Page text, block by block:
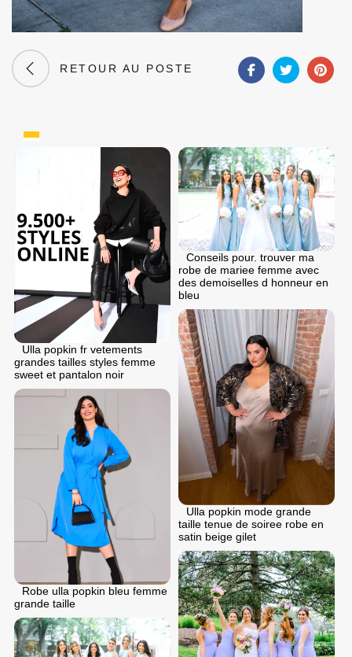
RETOUR AU POSTE
Ulla popkin fr vetements
grandes tailles styles femme
sweet et pantalon noir
Conseils pour. trouver ma
robe de mariee femme avec
des demoiselles d honneur en
bleu
Ulla popkin mode grande
taille tenue de soiree robe en
satin beige gilet
Robe ulla popkin bleu femme
grande taille